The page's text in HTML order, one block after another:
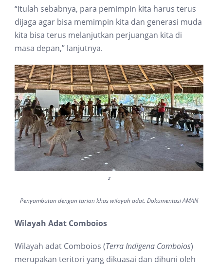
“Itulah sebabnya, para pemimpin kita harus terus
dijaga agar bisa memimpin kita dan generasi muda
kita bisa terus melanjutkan perjuangan kita di
masa depan,” lanjutnya.
z
Penyambutan dengan tarian khas wilayah adat. Dokumentasi AMAN
Wilayah Adat Comboios
Wilayah adat Comboios (Terra Indigena Comboios)
merupakan teritori yang dikuasai dan dihuni oleh